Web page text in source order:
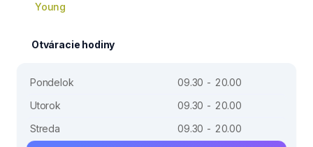
Young
Otváracie hodiny
Pondelok
09.30 - 20.00
Utorok
09.30 - 20.00
Streda
09.30 - 20.00